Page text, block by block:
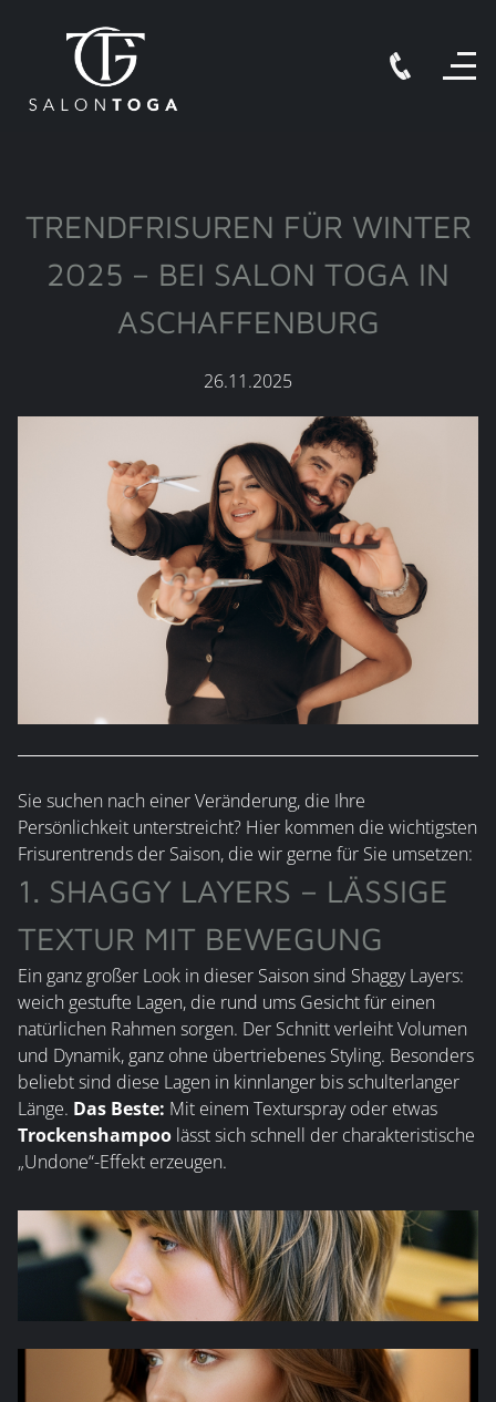
TRENDFRISUREN FÜR WINTER
2025 – BEI SALON TOGA IN
ASCHAFFENBURG
26.11.2025
Sie suchen nach einer Veränderung, die Ihre
Persönlichkeit unterstreicht? Hier kommen die wichtigsten
Frisurentrends der Saison, die wir gerne für Sie umsetzen:
1. SHAGGY LAYERS – LÄSSIGE
TEXTUR MIT BEWEGUNG
Ein ganz großer Look in dieser Saison sind Shaggy Layers:
weich gestufte Lagen, die rund ums Gesicht für einen
natürlichen Rahmen sorgen. Der Schnitt verleiht Volumen
und Dynamik, ganz ohne übertriebenes Styling. Besonders
beliebt sind diese Lagen in kinnlanger bis schulterlanger
Länge. Das Beste: Mit einem Texturspray oder etwas
Trockenshampoo lässt sich schnell der charakteristische
„Undone“-Effekt erzeugen.